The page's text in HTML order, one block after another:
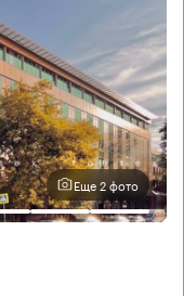
Еще 2 фото